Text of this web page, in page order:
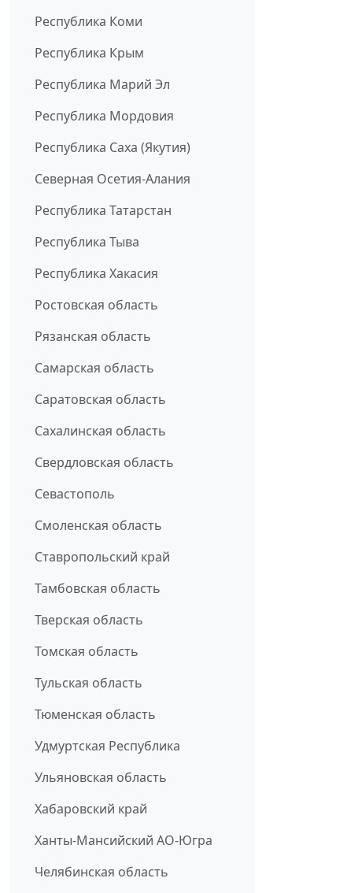
Республика Коми
Республика Крым
Республика Марий Эл
Республика Мордовия
Республика Саха (Якутия)
Северная Осетия-Алания
Республика Татарстан
Республика Тыва
Республика Хакасия
Ростовская область
Рязанская область
Самарская область
Саратовская область
Сахалинская область
Свердловская область
Севастополь
Смоленская область
Ставропольский край
Тамбовская область
Тверская область
Томская область
Тульская область
Тюменская область
Удмуртская Республика
Ульяновская область
Хабаровский край
Ханты-Мансийский АО-Югра
Челябинская область